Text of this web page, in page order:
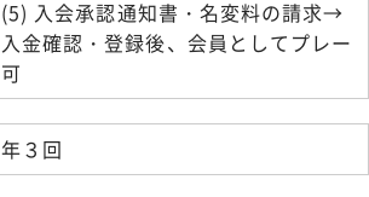
(5) 入会承認通知書・名変料の請求→
入金確認・登録後、会員としてプレー
可
年３回